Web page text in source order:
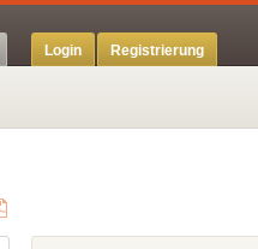
Login Registrierung